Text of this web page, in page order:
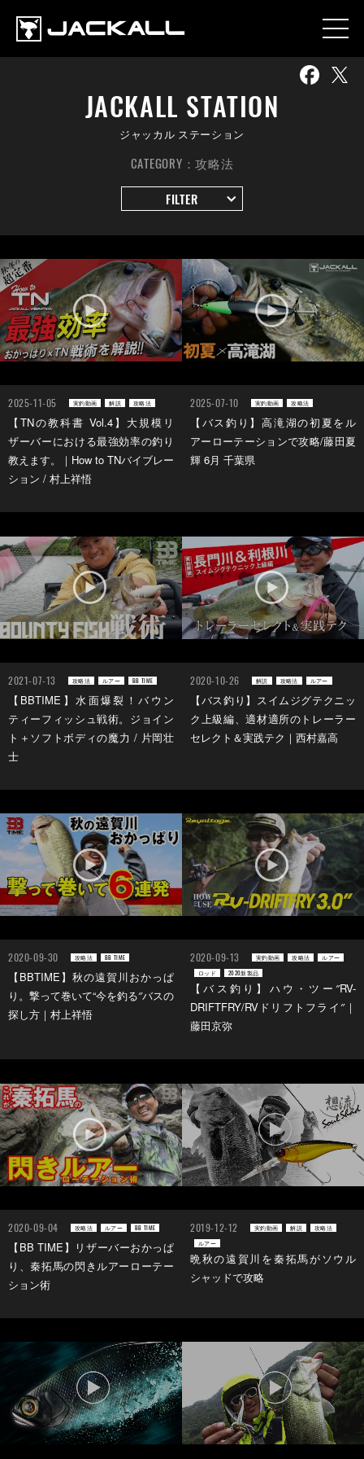
JACKALL STATION
ジャッカル ステーション
CATEGORY：攻略法
FILTER
2025-11-05 実釣動画 解説 攻略法
【TNの教科書 Vol.4】大規模リ
ザーバーにおける最強効率の釣り
教えます。｜How to TNバイブレー
ション / 村上祥悟
2025-07-10 実釣動画 攻略法
【バス釣り】高滝湖の初夏をル
アーローテーションで攻略/藤田夏
輝 6月 千葉県
2021-07-13 攻略法 ルアー BB TIME
【BBTIME】水面爆裂！バウン
ティーフィッシュ戦術。ジョイン
ト＋ソフトボディの魔力 / 片岡壮
士
2020-10-26 解説 攻略法 ルアー
【バス釣り】スイムジグテクニッ
ク上級編、適材適所のトレーラー
セレクト＆実践テク｜西村嘉高
2020-09-30 攻略法 BB TIME
【BBTIME】秋の遠賀川おかっぱ
り。撃って巻いて“今を釣る″バスの
探し方｜村上祥悟
2020-09-13 実釣動画 攻略法
ルアー
ロッド
2020新製品
【バス釣り】ハウ・ツー″RV-
DRIFTFRY/RVドリフトフライ″｜
藤田京弥
2020-09-04 攻略法 ルアー BB TIME
【BB TIME】リザーバーおかっぱ
り、秦拓馬の閃きルアーローテー
ション術
2019-12-12 実釣動画 解説
攻略法
ルアー
晩秋の遠賀川を秦拓馬がソウル
シャッドで攻略